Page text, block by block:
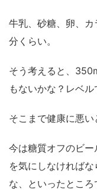
牛乳、砂糖、卵、
分くらい。
そう考えると、
もないかな？レベル
そこまで健康に悪い
今は糖質オフのビ
を気にしなければ
な、といったところ